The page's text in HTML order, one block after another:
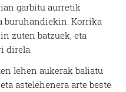
garbitu aurretik
buruhandiekin. Korrika
zuten batzuek, eta
direla.
lehen aukerak baliatu
astelehenera arte beste